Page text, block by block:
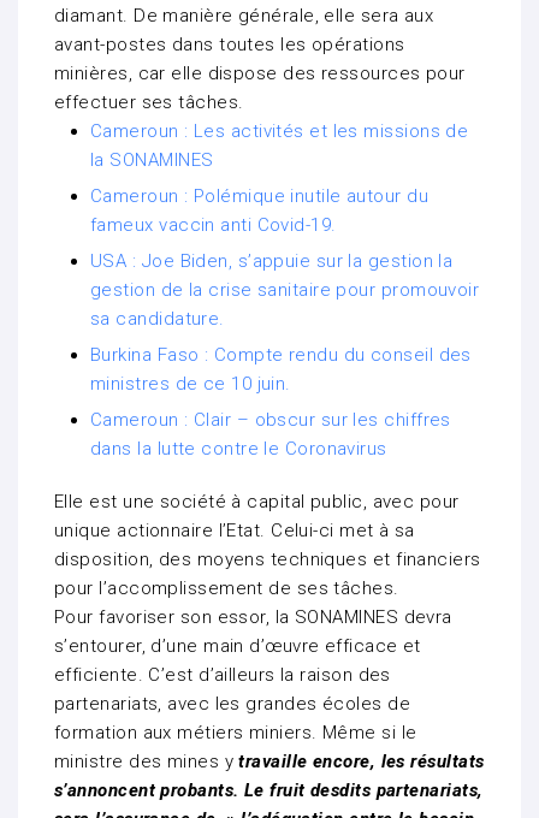
diamant. De manière générale, elle sera aux
avant-postes dans toutes les opérations
minières, car elle dispose des ressources pour
effectuer ses tâches.
Cameroun : Les activités et les missions de
la SONAMINES
Cameroun : Polémique inutile autour du
fameux vaccin anti Covid-19.
USA : Joe Biden, s’appuie sur la gestion la
gestion de la crise sanitaire pour promouvoir
sa candidature.
Burkina Faso : Compte rendu du conseil des
ministres de ce 10 juin.
Cameroun : Clair – obscur sur les chiffres
dans la lutte contre le Coronavirus
Elle est une société à capital public, avec pour
unique actionnaire l’Etat. Celui-ci met à sa
disposition, des moyens techniques et financiers
pour l’accomplissement de ses tâches.
Pour favoriser son essor, la SONAMINES devra
s’entourer, d’une main d’œuvre efficace et
efficiente. C’est d’ailleurs la raison des
partenariats, avec les grandes écoles de
formation aux métiers miniers. Même si le
ministre des mines ytravaille encore, les résultats
s’annoncent probants. Le fruit desdits partenariats,